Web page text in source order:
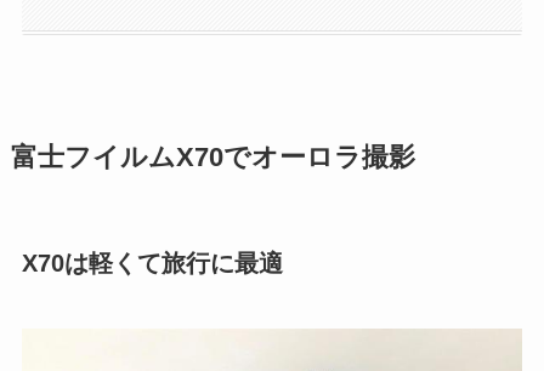
富士フイルムX70でオーロラ撮影
X70は軽くて旅行に最適